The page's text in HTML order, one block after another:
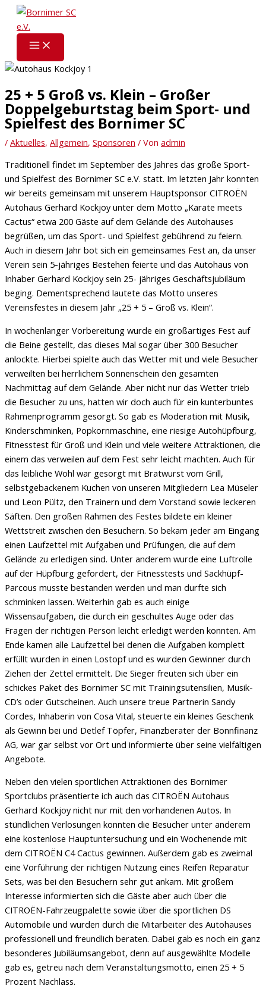
Zum
Inhalt
springen
25 + 5 Groß vs. Klein – Großer
Doppelgeburtstag beim Sport- und
Spielfest des Bornimer SC
/ Aktuelles, Allgemein, Sponsoren / Von admin
Traditionell findet im September des Jahres das große Sport-
und Spielfest des Bornimer SC e.V. statt. Im letzten Jahr konnten
wir bereits gemeinsam mit unserem Hauptsponsor CITROËN
Autohaus Gerhard Kockjoy unter dem Motto „Karate meets
Cactus“ etwa 200 Gäste auf dem Gelände des Autohauses
begrüßen, um das Sport- und Spielfest gebührend zu feiern.
Auch in diesem Jahr bot sich ein gemeinsames Fest an, da unser
Verein sein 5-jähriges Bestehen feierte und das Autohaus von
Inhaber Gerhard Kockjoy sein 25- jähriges Geschäftsjubiläum
beging. Dementsprechend lautete das Motto unseres
Vereinsfestes in diesem Jahr „25 + 5 – Groß vs. Klein“.
In wochenlanger Vorbereitung wurde ein großartiges Fest auf
die Beine gestellt, das dieses Mal sogar über 300 Besucher
anlockte. Hierbei spielte auch das Wetter mit und viele Besucher
verweilten bei herrlichem Sonnenschein den gesamten
Nachmittag auf dem Gelände. Aber nicht nur das Wetter trieb
die Besucher zu uns, hatten wir doch auch für ein kunterbuntes
Rahmenprogramm gesorgt. So gab es Moderation mit Musik,
Kinderschminken, Popkornmaschine, eine riesige Autohüpfburg,
Fitnesstest für Groß und Klein und viele weitere Attraktionen, die
einem das verweilen auf dem Fest sehr leicht machten. Auch für
das leibliche Wohl war gesorgt mit Bratwurst vom Grill,
selbstgebackenem Kuchen von unseren Mitgliedern Lea Müseler
und Leon Pültz, den Trainern und dem Vorstand sowie leckeren
Säften. Den großen Rahmen des Festes bildete ein kleiner
Wettstreit zwischen den Besuchern. So bekam jeder am Eingang
einen Laufzettel mit Aufgaben und Prüfungen, die auf dem
Gelände zu erledigen sind. Unter anderem wurde eine Luftrolle
auf der Hüpfburg gefordert, der Fitnesstests und Sackhüpf-
Parcous musste bestanden werden und man durfte sich
schminken lassen. Weiterhin gab es auch einige
Wissensaufgaben, die durch ein geschultes Auge oder das
Fragen der richtigen Person leicht erledigt werden konnten. Am
Ende kamen alle Laufzettel bei denen die Aufgaben komplett
erfüllt wurden in einen Lostopf und es wurden Gewinner durch
Ziehen der Zettel ermittelt. Die Sieger freuten sich über ein
schickes Paket des Bornimer SC mit Trainingsutensilien, Musik-
CD’s oder Gutscheinen. Auch unsere treue Partnerin Sandy
Cordes, Inhaberin von Cosa Vital, steuerte ein kleines Geschenk
als Gewinn bei und Detlef Töpfer, Finanzberater der Bonnfinanz
AG, war gar selbst vor Ort und informierte über seine vielfältigen
Angebote.
Neben den vielen sportlichen Attraktionen des Bornimer
Sportclubs präsentierte ich auch das CITROËN Autohaus
Gerhard Kockjoy nicht nur mit den vorhandenen Autos. In
stündlichen Verlosungen konnten die Besucher unter anderem
eine kostenlose Hauptuntersuchung und ein Wochenende mit
dem CITROËN C4 Cactus gewinnen. Außerdem gab es zweimal
eine Vorführung der richtigen Nutzung eines Reifen Reparatur
Sets, was bei den Besuchern sehr gut ankam. Mit großem
Interesse informierten sich die Gäste aber auch über die
CITROËN-Fahrzeugpalette sowie über die sportlichen DS
Automobile und wurden durch die Mitarbeiter des Autohauses
professionell und freundlich beraten. Dabei gab es noch ein ganz
besonderes Jubiläumsangebot, denn auf ausgewählte Modelle
gab es, getreu nach dem Veranstaltungsmotto, einen 25 + 5
Prozent Nachlass.